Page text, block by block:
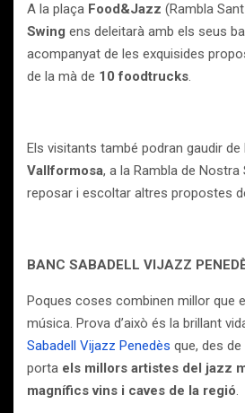
A la plaça Food&Jazz (Rambla
Swing ens deleitarà amb els seus
acompanyat de les exquisides
de la mà de 10 foodtrucks.
Els visitants també podran gaudir de
Vallformosa, a la Rambla de Nostra
reposar i escoltar altres propostes
BANC SABADELL VIJAZZ
Poques coses combinen millor que
música. Prova d’això és la brillant
Sabadell Vijazz Penedès que, des
porta els millors artistes del jazz
magnífics vins i caves de la regió.